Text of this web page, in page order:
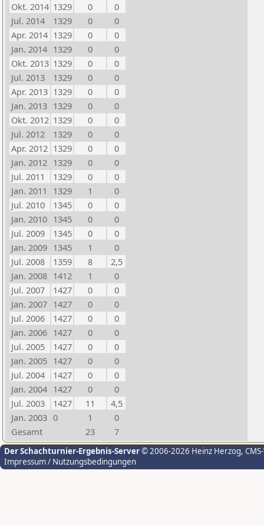
Okt. 2014 1329 0
0
Jul. 2014
1329 0
0
Apr. 2014 1329 0
0
Jan. 2014 1329 0
0
Okt. 2013 1329 0
0
Jul. 2013
1329 0
0
Apr. 2013 1329 0
0
Jan. 2013 1329 0
0
Okt. 2012 1329 0
0
Jul. 2012
1329 0
0
Apr. 2012 1329 0
0
Jan. 2012 1329 0
0
Jul. 2011
1329 0
0
Jan. 2011
1329 1
0
Jul. 2010
1345 0
0
Jan. 2010 1345 0
0
Jul. 2009
1345 0
0
Jan. 2009 1345 1
0
Jul. 2008
1359 8
2,5
Jan. 2008 1412 1
0
Jul. 2007
1427 0
0
Jan. 2007 1427 0
0
Jul. 2006
1427 0
0
Jan. 2006 1427 0
0
Jul. 2005
1427 0
0
Jan. 2005 1427 0
0
Jul. 2004
1427 0
0
Jan. 2004 1427 0
0
Jul. 2003
1427 11
4,5
Jan. 2003 0 1
0
Gesamt
23 7
Der Schachturnier-Ergebnis-Server© 2006-2026 Heinz Herzog,
Impressum / Nutzungsbedingungen